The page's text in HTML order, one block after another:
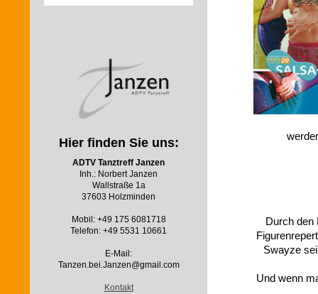
Hier finden Sie uns:
ADTV Tanztreff Janzen
Inh.: Norbert Janzen
Wallstraße 1a
37603 Holzminden
Mobil: +49 175 6081718
Telefon: +49 5531 10661
E-Mail:
Tanzen.bei.Janzen@gmail.com
Kontakt
Durch den
Swayze
Und wenn